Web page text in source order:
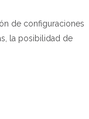
de configuraciones
la posibilidad de